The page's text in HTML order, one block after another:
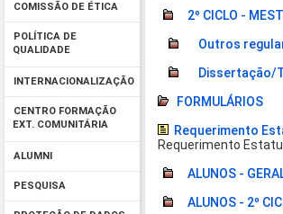
COMISSÃO DE ÉTICA
POLÍTICA DE
QUALIDADE
INTERNACIONALIZAÇÃO
CENTRO FORMAÇÃO
EXT. COMUNITÁRIA
ALUMNI
PESQUISA
2º CICLO -
Outros
Dissertação/
FORMULÁRIOS
Requerimento
Requerimento
ALUNOS -
ALUNOS - 2º